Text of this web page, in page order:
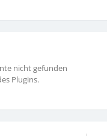
nicht gefunden
Plugins.